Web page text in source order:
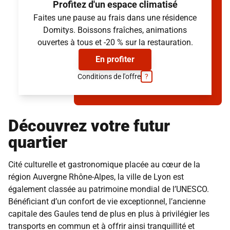
Volets roulants électriques
Simuler mon loyer
(provisions sur charges et services inclus, hors électricité)
Douche italienne
Volets roulants électriques
Simuler mon loyer
(provisions sur charges et services inclus, hors électricité)
Profitez d'un espace climatisé
Faites une pause au frais dans une résidence
Domitys. Boissons fraîches, animations
ouvertes à tous et -20 % sur la restauration.
En profiter
Conditions de l'offre ?
Découvrez votre futur
quartier
Cité culturelle et gastronomique placée au cœur de la
région Auvergne Rhône-Alpes, la ville de Lyon est
également classée au patrimoine mondial de l’UNESCO.
Bénéficiant d’un confort de vie exceptionnel, l’ancienne
capitale des Gaules tend de plus en plus à privilégier les
transports en commun et à offrir ainsi tranquillité et